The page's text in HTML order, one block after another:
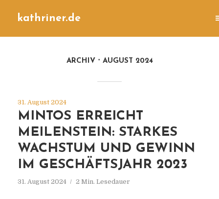
kathriner.de
ARCHIV AUGUST 2024
31. August 2024
MINTOS ERREICHT
MEILENSTEIN: STARKES
WACHSTUM UND GEWINN
IM GESCHÄFTSJAHR 2023
31. August 2024 2 Min. Lesedauer